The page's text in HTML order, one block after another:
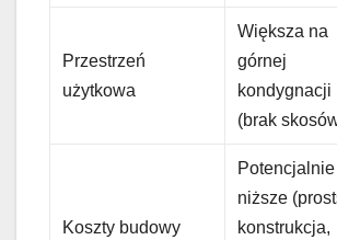
Przestrzeń
użytkowa
Większa na
górnej
kondygnacji
(brak
Koszty budowy
Potencjalnie
niższe
konstrukcja,